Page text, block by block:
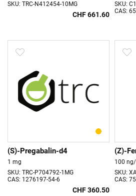
SKU: TRC-N412454-10MG
CHF 661.60
SKU:
CAS:
(S)-Pregabalin-d4
1 mg
SKU: TRC-P704792-1MG
CAS: 1276197-54-6
CHF 360.50
(Z)-
SKU:
CAS: